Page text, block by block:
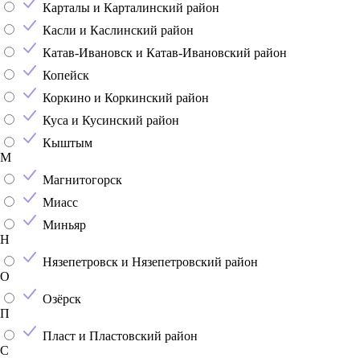
Карталы и Карталинский район
Касли и Каслинский район
Катав-Ивановск и Катав-Ивановский район
Копейск
Коркино и Коркинский район
Куса и Кусинский район
Кыштым
М
Магнитогорск
Миасс
Миньяр
Н
Нязепетровск и Нязепетровский район
О
Озёрск
П
Пласт и Пластовский район
С